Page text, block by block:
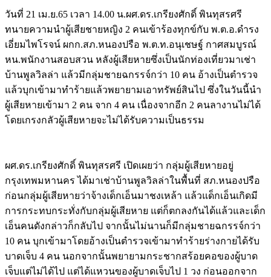
วันที่ 21 เม.ย.65 เวลา 14.00 น.ผศ.ดร.เกรียงศักดิ์ พินทุสรศรี
ทนายความนำผู้เสียชายหญิง 2 คนเข้าร้องทุกข์กับ พ.ต.อ.ดำรง
เอี่ยมไพโรจน์ ผกก.สภ.หนองปรือ พ.ต.ท.อนุเชษฐ์ กาศสมบูรณ์
หน.พนักงานสอบสวน หลังผู้เสียหายซึ่งเป็นนักท่องเที่ยวมาเช่า
บ้านพูลวิลล่า แล้วมีกลุ่มชายฉกรรจ์กว่า 10 คน อ้างเป็นตำรวจ
แล้วบุกเข้ามาทำร้ายแล้วพยายามเอาทรัพย์สินไป ซึ่งในวันนี้นำ
ผู้เสียหายเข้ามา 2 คน จาก 4 คน เนื่องจากอีก 2 คนลางานไม่ได้
โดยเกรงกลัวผู้เสียหายจะไม่ได้รับความเป็นธรรม
ผศ.ดร.เกรียงศักดิ์ พินทุสรศรี เปิดเผยว่า กลุ่มผู้เสียหายอยู่
กรุงเทพมหานคร ได้มาเช่าบ้านพูลวิลล่าในพื้นที่ สภ.หนองปรือ
ก่อนกลุ่มผู้เสียหายว่าจ้างเด็กเอ็นมาชงเหล้า แล้วแด็กเอ็นเกิดมี
การกระทบกระทั่งกับกลุ่มผู้เสียหาย แต่ก็ตกลงกันได้แล้วและเด็ก
เอ็นคนดังกล่าวก็กลับไป จากนั้นไม่นานก็มีกลุ่มชายฉกรรจ์กว่า
10 คน บุกเข้ามาโดยอ้างเป็นตำรวจเข้ามาทำร้ายร่างกายได้รับ
บาดเจ็บ 4 คน นอกจากนั้นพยายามกระชากสร้อยคอของผู้บาด
เจ็บแต่ไม่ได้ไป แต่ได้แหวนของผู้บาดเจ็บไป 1 วง ก่อนออกจาก